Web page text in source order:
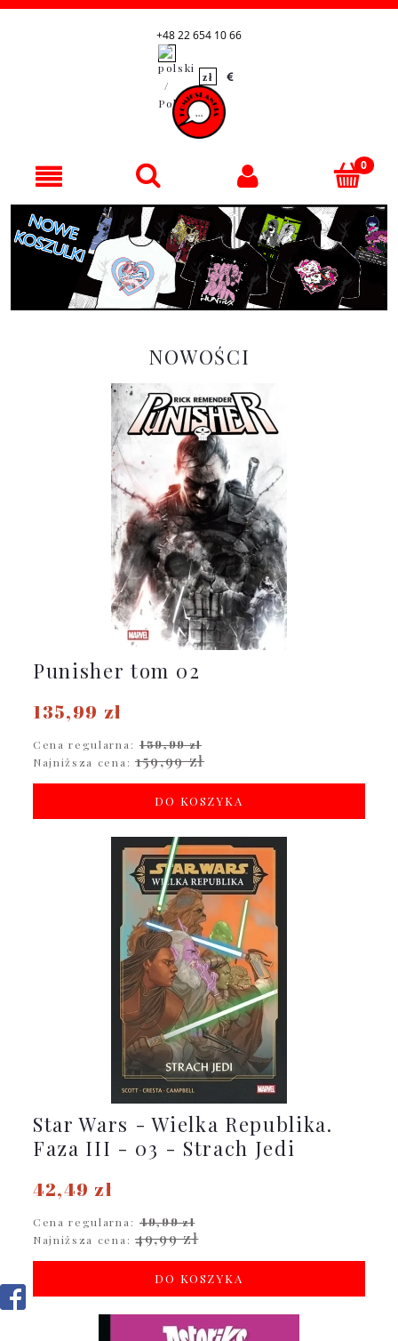
+48 22 654 10 66
NOWOŚCI
Punisher tom 02
135,99 zł
Cena regularna: 159,99 zł
Najniższa cena: 159,99 zł
DO KOSZYKA
Star Wars - Wielka Republika.
Faza III - 03 - Strach Jedi
42,49 zł
Cena regularna: 49,99 zł
Najniższa cena: 49,99 zł
DO KOSZYKA